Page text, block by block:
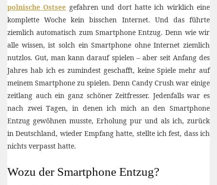
polnische Ostsee gefahren und dort hatte ich wirklich eine
komplette Woche kein bisschen Internet. Und das führte
ziemlich automatisch zum Smartphone Entzug. Denn wie wir
alle wissen, ist solch ein Smartphone ohne Internet ziemlich
nutzlos. Gut, man kann darauf spielen – aber seit Anfang des
Jahres hab ich es zumindest geschafft, keine Spiele mehr auf
meinem Smartphone zu spielen. Denn Candy Crush war einige
zeitlang auch ein ganz schöner Zeitfresser. Jedenfalls war es
nach zwei Tagen, in denen ich mich an den Smartphone
Entzug gewöhnen musste, Erholung pur und als ich, zurück
in Deutschland, wieder Empfang hatte, stellte ich fest, dass ich
nichts verpasst hatte.
Wozu der Smartphone Entzug?